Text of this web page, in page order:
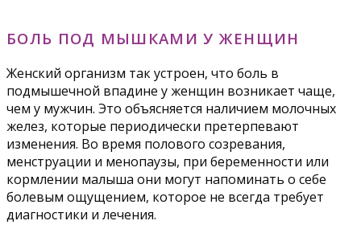
БОЛЬ ПОД МЫШКАМИ У ЖЕНЩИН
Женский организм так устроен, что боль в
подмышечной впадине у женщин возникает чаще,
чем у мужчин. Это объясняется наличием молочных
желез, которые периодически претерпевают
изменения. Во время полового созревания,
менструации и менопаузы, при беременности или
кормлении малыша они могут напоминать о себе
болевым ощущением, которое не всегда требует
диагностики и лечения.